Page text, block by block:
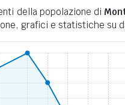
della popolazione di
grafici e statistiche su